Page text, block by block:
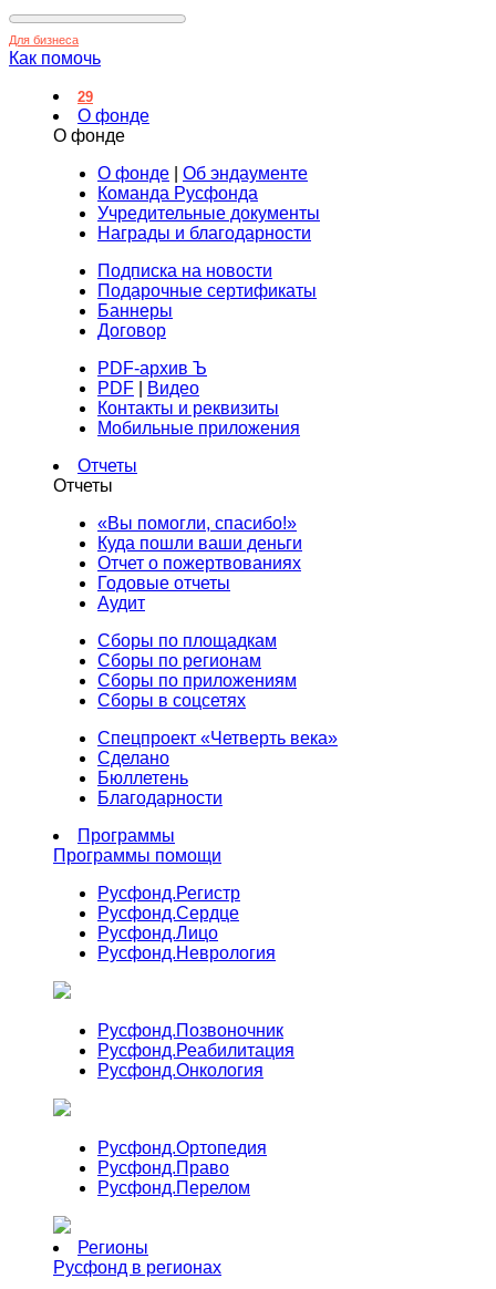
Для бизнеса
Как помочь
29
О фонде
О фонде
О фонде
Об эндаументе
Команда Русфонда
Учредительные документы
Награды и благодарности
Подписка на новости
Подарочные сертификаты
Баннеры
Договор
PDF-архив Ъ
PDF
Видео
Контакты и реквизиты
Мобильные приложения
Отчеты
Отчеты
«Вы помогли, спасибо!»
Куда пошли ваши деньги
Отчет о пожертвованиях
Годовые отчеты
Аудит
Сборы по площадкам
Сборы по регионам
Сборы по приложениям
Сборы в соцсетях
Спецпроект «Четверть века»
Сделано
Бюллетень
Благодарности
Программы
Программы помощи
Русфонд.Регистр
Русфонд.Сердце
Русфонд.Лицо
Русфонд.Неврология
Русфонд.Позвоночник
Русфонд.Реабилитация
Русфонд.Онкология
Русфонд.Ортопедия
Русфонд.Право
Русфонд.Перелом
Регионы
Русфонд в регионах